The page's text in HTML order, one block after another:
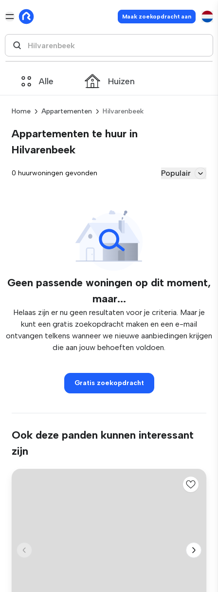
Maak zoekopdracht aan
Alle Huizen
Home Appartementen Hilvarenbeek
Appartementen te huur in
Hilvarenbeek
0 huurwoningen gevonden Populair
Geen passende woningen op dit moment,
maar...
Helaas zijn er nu geen resultaten voor je criteria. Maar je
kunt een gratis zoekopdracht maken en een e-mail
ontvangen telkens wanneer we nieuwe aanbiedingen krijgen
die aan jouw behoeften voldoen.
Gratis zoekopdracht
Ook deze panden kunnen interessant
zijn